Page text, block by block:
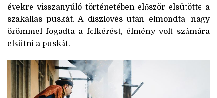
évekre visszanyúló történetében először elsütötte a
szakállas puskát. A díszlövés után elmondta, nagy
örömmel fogadta a felkérést, élmény volt számára
elsütni a puskát.